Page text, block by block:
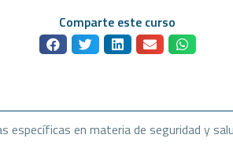
Comparte este curso
específicas en materia de seguridad y